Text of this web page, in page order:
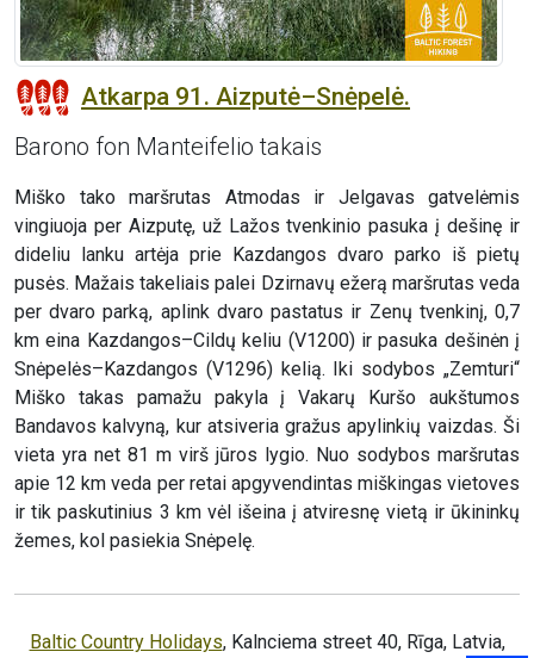
Atkarpa 91. Aizputė–Snėpelė.
Barono fon Manteifelio takais
Miško tako maršrutas Atmodas ir Jelgavas gatvelėmis
vingiuoja per Aizputę, už Lažos tvenkinio pasuka į dešinę ir
dideliu lanku artėja prie Kazdangos dvaro parko iš pietų
pusės. Mažais takeliais palei Dzirnavų ežerą maršrutas veda
per dvaro parką, aplink dvaro pastatus ir Zenų tvenkinį, 0,7
km eina Kazdangos–Cildų keliu (V1200) ir pasuka dešinėn į
Snėpelės–Kazdangos (V1296) kelią. Iki sodybos „Zemturi“
Miško takas pamažu pakyla į Vakarų Kuršo aukštumos
Bandavos kalvyną, kur atsiveria gražus apylinkių vaizdas. Ši
vieta yra net 81 m virš jūros lygio. Nuo sodybos maršrutas
apie 12 km veda per retai apgyvendintas miškingas vietoves
ir tik paskutinius 3 km vėl išeina į atviresnę vietą ir ūkininkų
žemes, kol pasiekia Snėpelę.
Baltic Country Holidays, Kalnciema street 40, Rīga, Latvia,